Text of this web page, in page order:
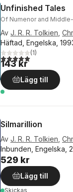
Unfinished Tales
Of Numenor and
Av J. R. R. Tolkien
Häftad, Engelska,
5,0utav 5 stjärnor.
(1)
143 kr
Lägg till
Silmarillion
Av J. R. R. Tolkien
Inbunden, Engelska,
529 kr
Lägg till
Skickas